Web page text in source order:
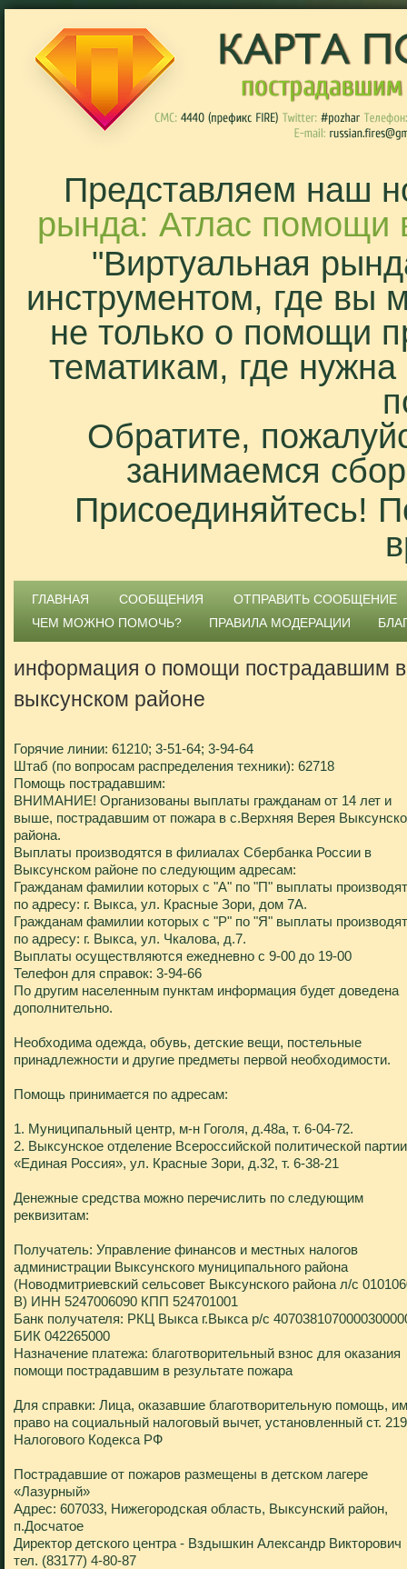
Представляем наш
рында: Атлас помощи
"Виртуальная
инструментом, где вы
не только о помощи
тематикам, где
Обратите,
занимаемся
Присоединяйтесь!
ГЛАВНАЯ СООБЩЕНИЯ
ОТПРАВИТЬ СООБЩЕНИЕ
ЧЕМ МОЖНО ПОМОЧЬ?
ПРАВИЛА МОДЕРАЦИИ
информация о помощи пострадавшим в
выксунском районе
Горячие линии: 61210; 3-51-64; 3-94-64
Штаб (по вопросам распределения техники): 62718
Помощь пострадавшим:
ВНИМАНИЕ! Организованы выплаты гражданам от 14 лет и
выше, пострадавшим от пожара в c.Верхняя Верея
района.
Выплаты производятся в филиалах Сбербанка России в
Выксунском районе по следующим адресам:
Гражданам фамилии которых с "А" по "П" выплаты
по адресу: г. Выкса, ул. Красные Зори, дом 7А.
Гражданам фамилии которых с "Р" по "Я" выплаты
по адресу: г. Выкса, ул. Чкалова, д.7.
Выплаты осуществляются ежедневно с 9-00 до 19-00
Телефон для справок: 3-94-66
По другим населенным пунктам информация будет доведена
дополнительно.
Необходима одежда, обувь, детские вещи, постельные
принадлежности и другие предметы первой необходимости.
Помощь принимается по адресам:
1. Муниципальный центр, м-н Гоголя, д.48а, т. 6-04-72.
2. Выксунское отделение Всероссийской политической партии
«Единая Россия», ул. Красные Зори, д.32, т. 6-38-21
Денежные средства можно перечислить по следующим
реквизитам:
Получатель: Управление финансов и местных налогов
администрации Выксунского муниципального района
(Новодмитриевский сельсовет Выксунского района л/с
В) ИНН 5247006090 КПП 524701001
Банк получателя: РКЦ Выкса г.Выкса р/с
БИК 042265000
Назначение платежа: благотворительный взнос для оказания
помощи пострадавшим в результате пожара
Для справки: Лица, оказавшие благотворительную помощь,
право на социальный налоговый вычет, установленный ст. 219
Налогового Кодекса РФ
Пострадавшие от пожаров размещены в детском лагере
«Лазурный»
Адрес: 607033, Нижегородская область, Выксунский район,
п.Досчатое
Директор детского центра - Вздышкин Александр Викторович
тел. (83177) 4-80-87